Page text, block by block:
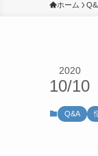
ホーム
2020
10/10
Q&A